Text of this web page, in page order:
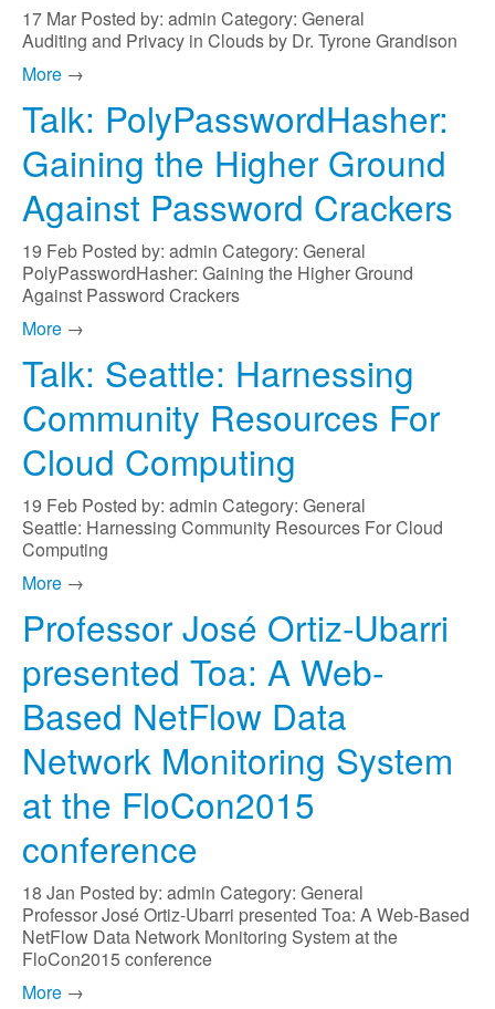
17 Mar Posted by: admin Category: General
Auditing and Privacy in Clouds by Dr. Tyrone Grandison
More →
Talk: PolyPasswordHasher:
Gaining the Higher Ground
Against Password Crackers
19 Feb Posted by: admin Category: General
PolyPasswordHasher: Gaining the Higher Ground
Against Password Crackers
More →
Talk: Seattle: Harnessing
Community Resources For
Cloud Computing
19 Feb Posted by: admin Category: General
Seattle: Harnessing Community Resources For Cloud
Computing
More →
Professor José Ortiz-Ubarri
presented Toa: A Web-
Based NetFlow Data
Network Monitoring System
at the FloCon2015
conference
18 Jan Posted by: admin Category: General
Professor José Ortiz-Ubarri presented Toa: A Web-Based
NetFlow Data Network Monitoring System at the
FloCon2015 conference
More →